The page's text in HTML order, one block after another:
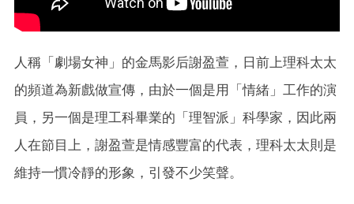
人稱「劇場女神」的金馬影后謝盈萱，日前上理科太太
的頻道為新戲做宣傳，由於一個是用「情緒」工作的演
員，另一個是理工科畢業的「理智派」科學家，因此兩
人在節目上，謝盈萱是情感豐富的代表，理科太太則是
維持一慣冷靜的形象，引發不少笑聲。